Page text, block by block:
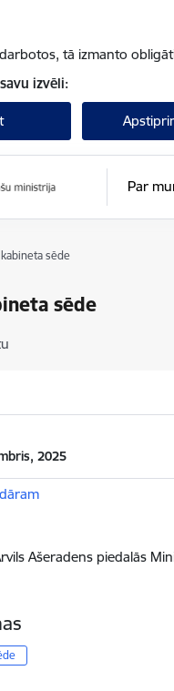
tā izmanto
izvēli:
Par
sēde
sēde
2025
Ašeradens piedalās